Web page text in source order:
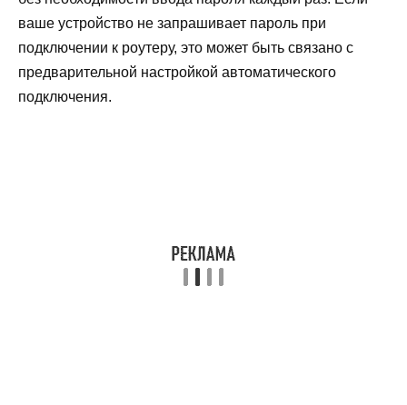
ваше устройство не запрашивает пароль при
подключении к роутеру, это может быть связано с
предварительной настройкой автоматического
подключения.